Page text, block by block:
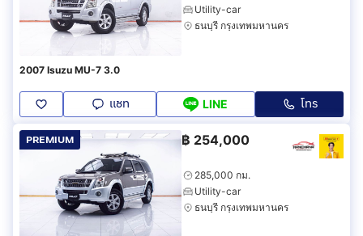
Utility-car
ธนบุรี กรุงเทพมหานคร
2007 Isuzu MU-7 3.0
แชท LINE โทร
PREMIUM ฿ 254,000
285,000 กม.
Utility-car
ธนบุรี กรุงเทพมหานคร